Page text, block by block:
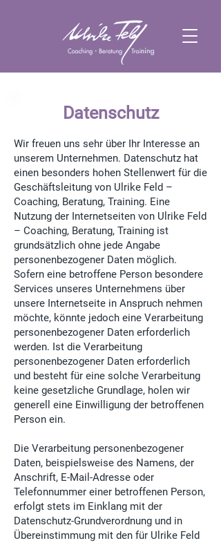
Datenschutz
Wir freuen uns sehr über Ihr Interesse an
unserem Unternehmen. Datenschutz hat
einen besonders hohen Stellenwert für die
Geschäftsleitung von Ulrike Feld –
Coaching, Beratung, Training. Eine
Nutzung der Internetseiten von Ulrike Feld
– Coaching, Beratung, Training ist
grundsätzlich ohne jede Angabe
personenbezogener Daten möglich.
Sofern eine betroffene Person besondere
Services unseres Unternehmens über
unsere Internetseite in Anspruch nehmen
möchte, könnte jedoch eine Verarbeitung
personenbezogener Daten erforderlich
werden. Ist die Verarbeitung
personenbezogener Daten erforderlich
und besteht für eine solche Verarbeitung
keine gesetzliche Grundlage, holen wir
generell eine Einwilligung der betroffenen
Person ein.
Die Verarbeitung personenbezogener
Daten, beispielsweise des Namens, der
Anschrift, E-Mail-Adresse oder
Telefonnummer einer betroffenen Person,
erfolgt stets im Einklang mit der
Datenschutz-Grundverordnung und in
Übereinstimmung mit den für Ulrike Feld